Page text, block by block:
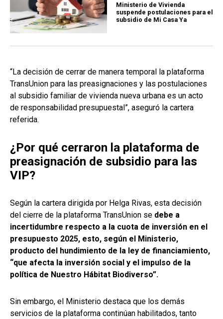
Ministerio de Vivienda
suspende postulaciones para el
subsidio de Mi Casa Ya
“La decisión de cerrar de manera temporal la plataforma
TransUnion para las preasignaciones y las postulaciones
al subsidio familiar de vivienda nueva urbana es un acto
de responsabilidad presupuestal”, aseguró la cartera
referida.
¿Por qué cerraron la plataforma de
preasignación de subsidio para las
VIP?
Según la cartera dirigida por Helga Rivas, esta decisión
del cierre de la plataforma TransUnion se debe a
incertidumbre respecto a la cuota de inversión en el
presupuesto 2025, esto, según el Ministerio,
producto del hundimiento de la ley de financiamiento,
“que afecta la inversión social y el impulso de la
política de Nuestro Hábitat Biodiverso”.
Sin embargo, el Ministerio destaca que los demás
servicios de la plataforma continúan habilitados, tanto